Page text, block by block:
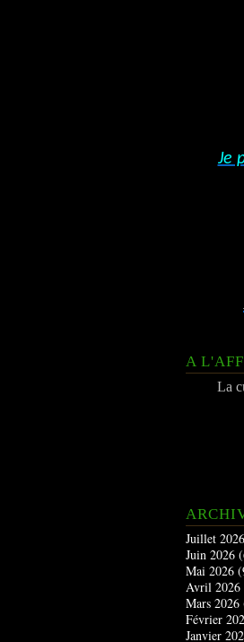
Je
A
La
Juillet 2026
Juin 2026
Mai 2026
Avril 2026
Mars 2026
Février
Janvier